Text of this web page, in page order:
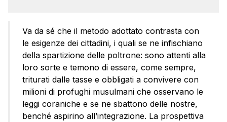
Va da sé che il metodo adottato contrasta con
le esigenze dei cittadini, i quali se ne infischiano
della spartizione delle poltrone: sono attenti alla
loro sorte e temono di essere, come sempre,
triturati dalle tasse e obbligati a convivere con
milioni di profughi musulmani che osservano le
leggi coraniche e se ne sbattono delle nostre,
benché aspirino all’integrazione. La prospettiva